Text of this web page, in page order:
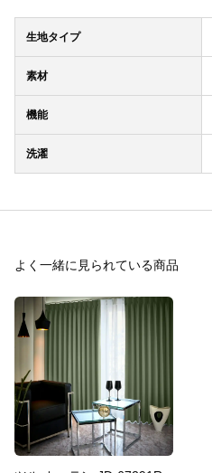
生地タイプ
素材
機能
洗濯
よく一緒に見られている商品